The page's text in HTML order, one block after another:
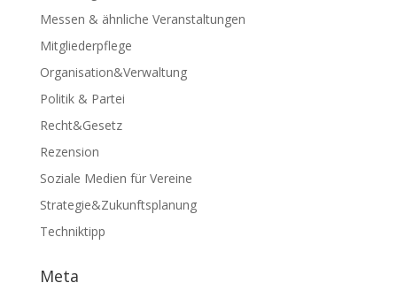
Messen & ähnliche Veranstaltungen
Mitgliederpflege
Organisation&Verwaltung
Politik & Partei
Recht&Gesetz
Rezension
Soziale Medien für Vereine
Strategie&Zukunftsplanung
Techniktipp
Meta